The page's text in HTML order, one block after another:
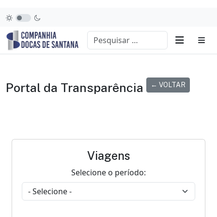
Portal da Transparência ← VOLTAR
Viagens
Selecione o período: